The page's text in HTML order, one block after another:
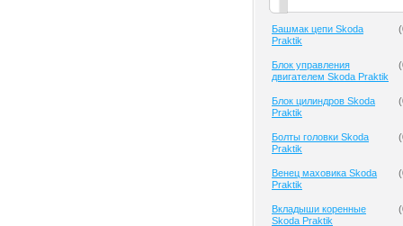
Башмак цепи Skoda
Praktik
(
Блок управления
двигателем Skoda Praktik
(
Блок цилиндров Skoda
Praktik
(
Болты головки Skoda
Praktik
(
Венец маховика Skoda
Praktik
(
Вкладыши коренные
Skoda Praktik
(